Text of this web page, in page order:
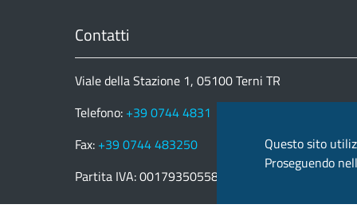
Contatti
Viale della Stazione 1, 05100 Terni TR
Telefono: +39 0744 4831
Fax: +39 0744 483250
Partita IVA: 00179350558
Questo sito
Proseguendo